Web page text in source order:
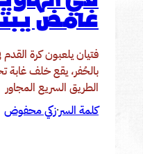
غامض
فتيان يلعبون كرة
بالحُفر، يقع خلف غابة
الطريق السريع المجاور
كلمة السر·زكي محفوض